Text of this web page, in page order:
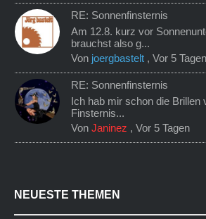
RE: Sonnenfinsternis
Am 12.8. kurz vor
brauchst also g...
Von joergbastelt ,Vor 5 Tagen
RE: Sonnenfinsternis
Ich hab mir schon die Brillen
Finsternis...
VonJaninez ,Vor 5 Tagen
NEUESTE THEMEN